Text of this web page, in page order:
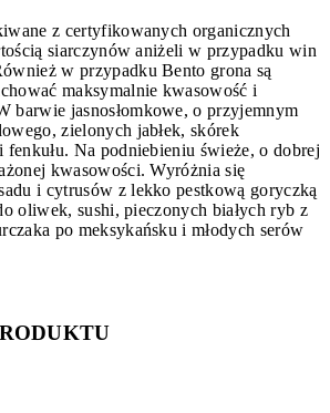
z certyfikowanych organicznych
siarczynów aniżeli w przypadku win
w przypadku Bento grona są
maksymalnie kwasowość i
barwie jasnosłomkowe, o przyjemnym
zielonych jabłek, skórek
Na podniebieniu świeże, o dobrej
kwasowości. Wyróżnia się
i cytrusów z lekko pestkową goryczką
oliwek, sushi, pieczonych białych ryb z
po meksykańsku i młodych serów